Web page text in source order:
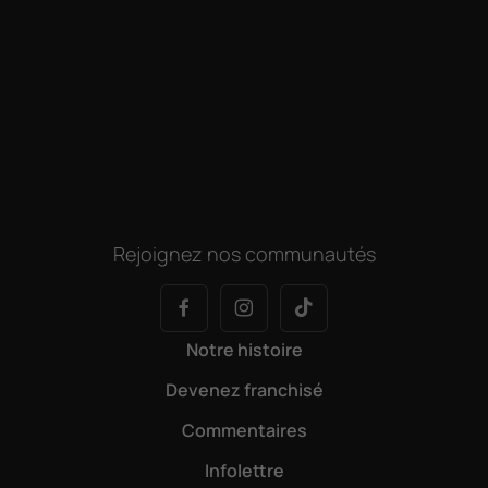
Rejoignez nos communautés
Notre histoire
Devenez franchisé
Commentaires
Infolettre